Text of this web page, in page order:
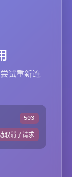
试重新连
503
取消了请求